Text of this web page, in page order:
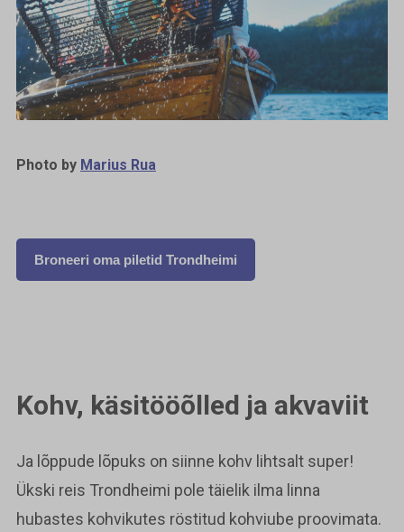
Photo by Marius Rua
Broneeri oma piletid Trondheimi
Kohv, käsitööõlled ja akvaviit
Ja lõppude lõpuks on siinne kohv lihtsalt super!
Ükski reis Trondheimi pole täielik ilma linna
hubastes kohvikutes röstitud kohviube proovimata.